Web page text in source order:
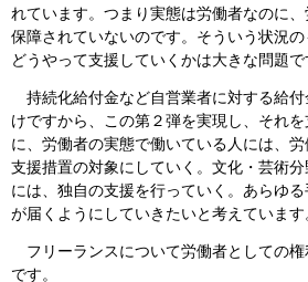
れています。つまり実態は労働者なのに、
保障されていないのです。そういう状況
どうやって支援していくかは大きな問題で
持続化給付金など自営業者に対する給
けですから、この第２弾を実現し、それ
に、労働者の実態で働いている人には、
支援措置の対象にしていく。文化・芸術
には、独自の支援を行っていく。あらゆ
が届くようにしていきたいと考えています
フリーランスについて労働者としての
です。